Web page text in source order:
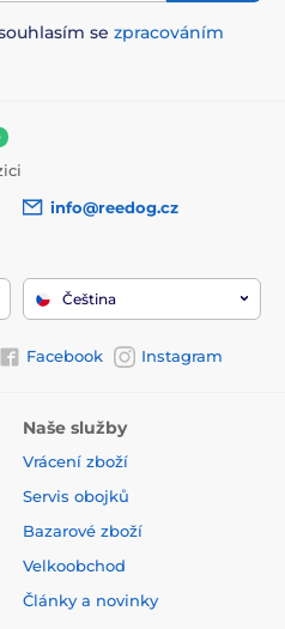
se zpracováním
info@reedog.cz
Čeština
Facebook Instagram
Naše služby
Vrácení zboží
Servis obojků
Bazarové zboží
Velkoobchod
Články a novinky